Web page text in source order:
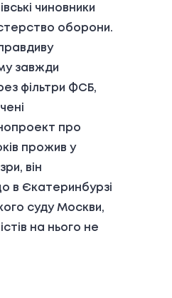
чиновники
оборони.
завжди
фільтри ФСБ,
про
прожив у
він
в Єкатеринбурзі
суду Москви,
на нього не